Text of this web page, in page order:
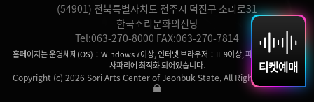
티켓예매
(54901) 전북특별자치도 전주시 덕진구 소리로31
한국소리문화의전당
Tel:063-270-8000 FAX:063-270-7814
홈페이지는 운영체제(OS)：Windows 7이상, 인터넷 브라우저：IE 9이상, 파이어 폭스, 크롬,
사파리에 최적화 되어있습니다.
Copyright (c) 2026 Sori Arts Center of Jeonbuk State, All Rights Reserved.